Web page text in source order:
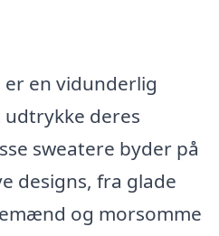
en vidunderlig
udtrykke deres
sweatere byder på
designs, fra glade
og morsomme